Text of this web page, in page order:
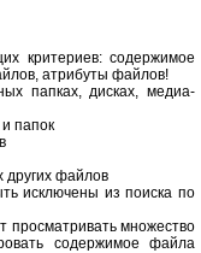
критериев: содержимое
атрибуты файлов!
папках, дисках, медиа-
папок
других файлов
исключены из поиска по
просматривать множество
содержимое файла